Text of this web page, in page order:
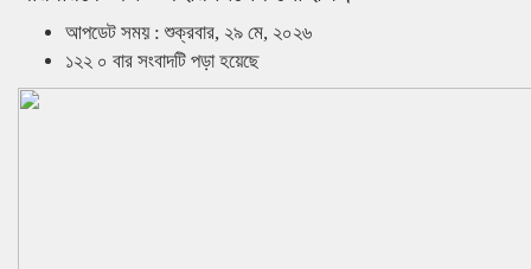
আপডেট সময় : শুক্রবার, ২৯ মে, ২০২৬
১২২ ০ বার সংবাদটি পড়া হয়েছে